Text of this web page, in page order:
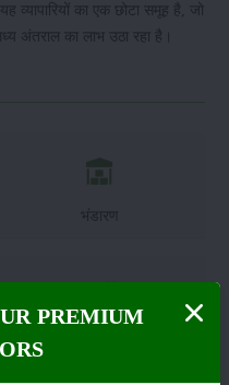
व्यापारियों का एक छोटा समूह है, जो
अंतराल का लाभ उठा रहा है।
भंडारण
PREMIUM